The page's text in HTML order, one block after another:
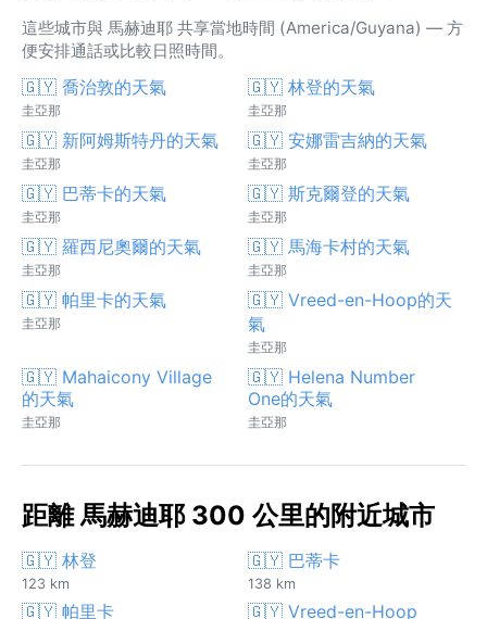
這些城市與 馬赫迪耶 共享當地時間 (America/Guyana) — 方
便安排通話或比較日照時間。
🇬🇾 喬治敦的天氣
圭亞那
🇬🇾 林登的天氣
圭亞那
🇬🇾 新阿姆斯特丹的天氣
圭亞那
🇬🇾 安娜雷吉納的天氣
圭亞那
🇬🇾 巴蒂卡的天氣
圭亞那
🇬🇾 斯克爾登的天氣
圭亞那
🇬🇾 羅西尼奧爾的天氣
圭亞那
🇬🇾 馬海卡村的天氣
圭亞那
🇬🇾 帕里卡的天氣
圭亞那
🇬🇾 Vreed-en-Hoop的天
氣
圭亞那
🇬🇾 Mahaicony Village
的天氣
圭亞那
🇬🇾 Helena Number
One的天氣
圭亞那
距離 馬赫迪耶 300 公里的附近城市
🇬🇾 林登
123 km
🇬🇾 巴蒂卡
138 km
🇬🇾 帕里卡 🇬🇾 Vreed-en-Hoop